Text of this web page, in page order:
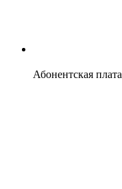
Абонентская плата